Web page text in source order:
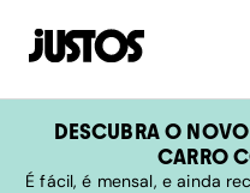
DESCUBRA O NOVO
CARRO
É fácil, é mensal, e ainda